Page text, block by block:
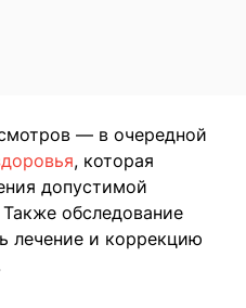
— в очередной
, которая
допустимой
Также обследование
лечение и коррекцию